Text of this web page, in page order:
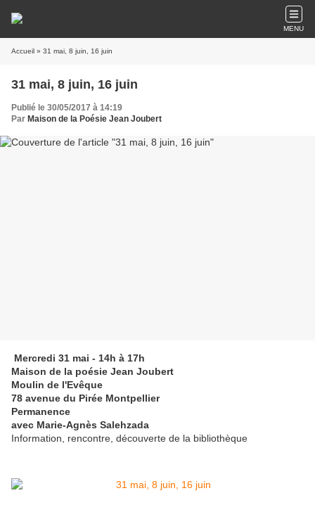
MENU
Accueil » 31 mai, 8 juin, 16 juin
31 mai, 8 juin, 16 juin
Publié le 30/05/2017 à 14:19
Par Maison de la Poésie Jean Joubert
Mercredi 31 mai - 14h à 17h
Maison de la poésie Jean Joubert
Moulin de l'Evêque
78 avenue du Pirée Montpellier
Permanence
avec Marie-Agnès Salehzada
Information, rencontre, découverte de la bibliothèque